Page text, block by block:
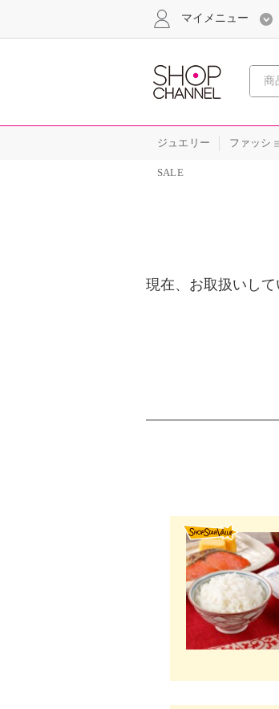
マイメニュー
ジュエリー ファッシ
SALE
現在、お取扱いして